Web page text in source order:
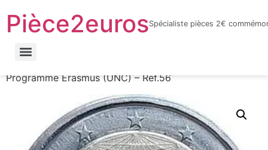
LnyacO_HdHZmhxKtnaFXQuhcbF-jYnbRWJOFBf_6sYY
Pièce2eurosSpécialiste pièces 2€
Programme Erasmus (UNC) – Réf.56